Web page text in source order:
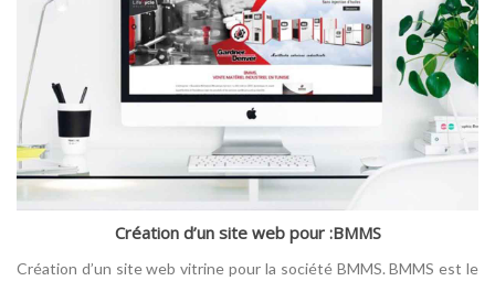
Création d’un site web pour :BMMS
Création d’un site web vitrine pour la société BMMS. BMMS est le